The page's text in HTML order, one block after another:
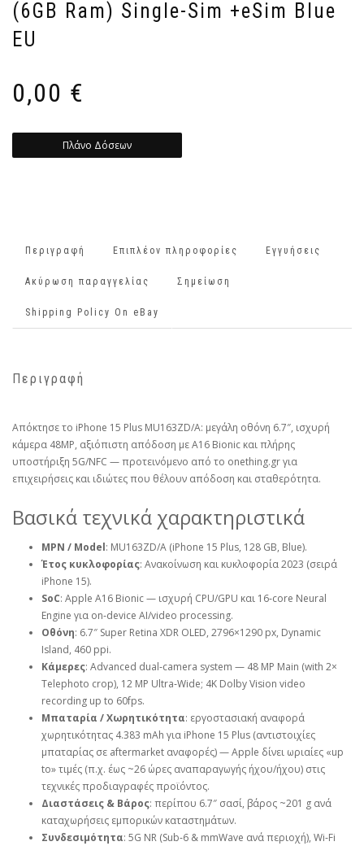
(6GB Ram) Single-Sim +eSim Blue
EU
0,00 €
Πλάνο Δόσεων
Περιγραφή Επιπλέον πληροφορίες Εγγυήσεις
Ακύρωση παραγγελίας Σημείωση
Shipping Policy On eBay
Περιγραφή
Απόκτησε το iPhone 15 Plus MU163ZD/A: μεγάλη οθόνη 6.7″, ισχυρή
κάμερα 48MP, αξιόπιστη απόδοση με A16 Bionic και πλήρης
υποστήριξη 5G/NFC — προτεινόμενο από το onething.gr για
επιχειρήσεις και ιδιώτες που θέλουν απόδοση και σταθερότητα.
Βασικά τεχνικά χαρακτηριστικά
MPN / Model: MU163ZD/A (iPhone 15 Plus, 128 GB, Blue).
Έτος κυκλοφορίας: Ανακοίνωση και κυκλοφορία 2023 (σειρά
iPhone 15).
SoC: Apple A16 Bionic — ισχυρή CPU/GPU και 16‑core Neural
Engine για on‑device AI/video processing.
Οθόνη: 6.7″ Super Retina XDR OLED, 2796×1290 px, Dynamic
Island, 460 ppi.
Κάμερες: Advanced dual‑camera system — 48 MP Main (with 2×
Telephoto crop), 12 MP Ultra‑Wide; 4K Dolby Vision video
recording up to 60fps.
Μπαταρία / Χωρητικότητα: εργοστασιακή αναφορά
χωρητικότητας 4.383 mAh για iPhone 15 Plus (αντιστοιχίες
μπαταρίας σε aftermarket αναφορές) — Apple δίνει ωριαίες «up
to» τιμές (π.χ. έως ~26 ώρες αναπαραγωγής ήχου/ήχου) στις
τεχνικές προδιαγραφές προϊόντος.
Διαστάσεις & Βάρος: περίπου 6.7″ σασί, βάρος ~201 g ανά
καταχωρήσεις εμπορικών καταστημάτων.
Συνδεσιμότητα: 5G NR (Sub‑6 & mmWave ανά περιοχή), Wi‑Fi